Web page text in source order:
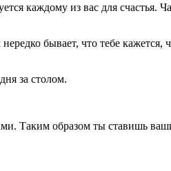
каждому из вас для счастья.
бывает, что тебе
за столом.
Таким образом ты ставишь